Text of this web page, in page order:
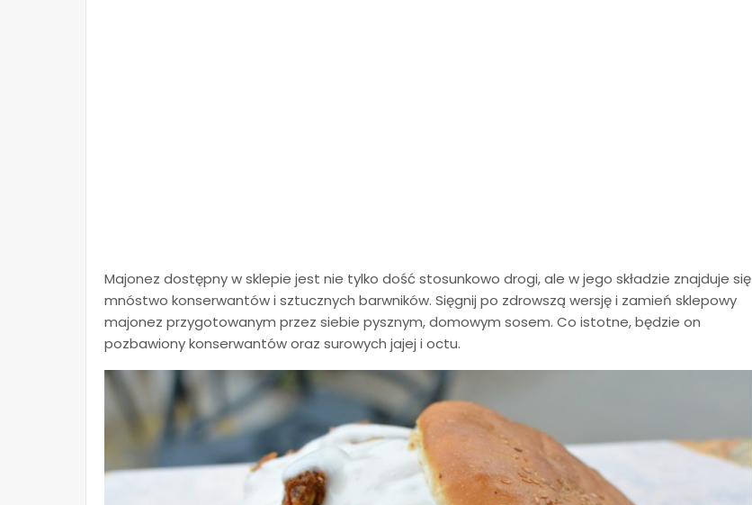
Majonez dostępny w sklepie jest nie tylko dość stosunkowo drogi, ale w jego składzie znajduje się
mnóstwo konserwantów i sztucznych barwników. Sięgnij po zdrowszą wersję i zamień sklepowy
majonez przygotowanym przez siebie pysznym, domowym sosem. Co istotne, będzie on
pozbawiony konserwantów oraz surowych jajej i octu.